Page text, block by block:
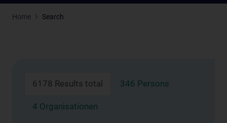
Home Search
6178 Results total 346 Persons
4 Organisationen